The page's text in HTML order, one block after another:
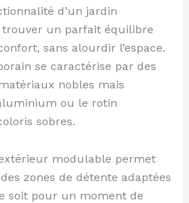
d’un jardin
trouver un parfait équilibre
sans alourdir l’espace.
se caractérise par des
nobles mais
ou le rotin
sobres.
modulable permet
zones de détente adaptées
soit pour un moment de